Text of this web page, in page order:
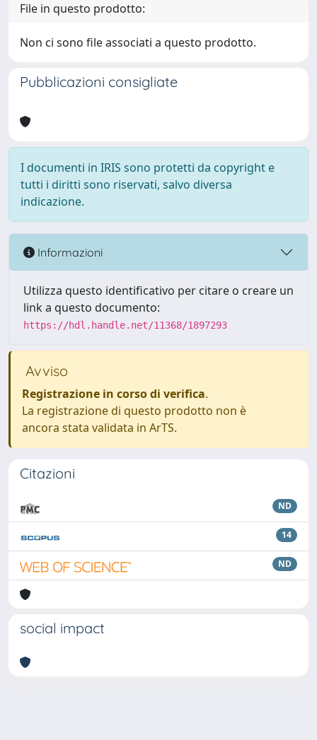
File in questo prodotto:
Non ci sono file associati a questo prodotto.
Pubblicazioni consigliate
I documenti in IRIS sono protetti da copyright e
tutti i diritti sono riservati, salvo diversa
indicazione.
Informazioni
Utilizza questo identificativo per citare o creare un
link a questo documento:
https://hdl.handle.net/11368/1897293
Avviso
Registrazione in corso di verifica.
La registrazione di questo prodotto non è
ancora stata validata in ArTS.
Citazioni
ND
14
ND
social impact